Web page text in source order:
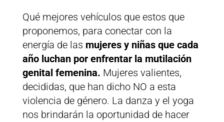
Qué mejores vehículos que estos que
proponemos, para conectar con la
energía de las mujeres y niñas que cada
año luchan por enfrentar la mutilación
genital femenina. Mujeres valientes,
decididas, que han dicho NO a esta
violencia de género. La danza y el yoga
nos brindarán la oportunidad de hacer